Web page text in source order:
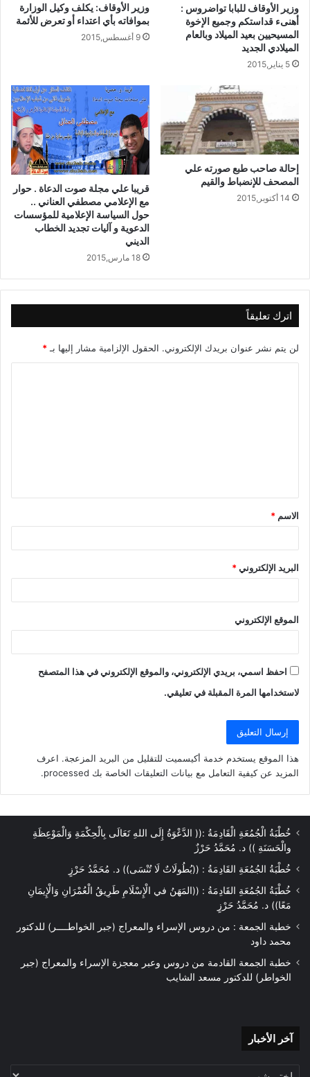
وزير الأوقاف للبابا تواضروس :
أهنىء قداستكم وجميع الإخوة
المسيحيين بعيد الميلاد وبالعام
الميلادي الجديد
5 يناير,2015
وزير الأوقاف: يكلف وكيل الوزارة
بموافاته بأي اعتداء أو تعرض للأئمة
9 أغسطس,2015
إحالة صاحب طبع صورته علي
المصحف للإنضباط والقيم
14 أكتوبر,2015
قريبا علي مجلة صوت الدعاة . حوار
مع الإعلامي مصطفي العناني ..
حول السياسة الإعلامية للمؤسسات
الدعوية و آليات تجديد الخطاب
الديني
18 مارس,2015
اترك تعليقاً
لن يتم نشر عنوان بريدك الإلكتروني. الحقول الإلزامية مشار إليها بـ *
ق
*
الاسم *
البريد الإلكتروني*
الموقع الإلكتروني
احفظ اسمي، بريدي الإلكتروني، والموقع الإلكتروني في هذا المتصفح
لاستخدامها المرة المقبلة في تعليقي.
هذا الموقع يستخدم خدمة أكيسميت للتقليل من البريد المزعجة. اعرف
المزيد عن كيفية التعامل مع بيانات التعليقات الخاصة بك processed
.
خُطْبَةُ الْجُمُعَةِ الْقَادِمَةُ :(( الدَّعْوَةُ إِلَى اللهِ تَعَالَى بِالْحِكْمَةِ وَالْمَوْعِظَةِ
والْحَسَنَةِ )) د. مُحَمَّدُ حَرْزٌ
خُطْبَةُ الجُمُعَةِ القَادِمَةُ : ((بُطُولَاتٌ لَا تُنْسَى)) د. مُحَمَّدُ حَرْزٍ
خُطْبَةُ الجُمُعَةِ القَادِمَةُ : ((المَهَنُ في الْإِسْلَامِ طَرِيقُ الْعُمْرَانِ وَالْإِيمَانِ
مَعًا)) د. مُحَمَّدُ حَرْزٍ
خطبة الجمعة : من دروس الإسراء والمعراج (جبر الخواطــــر) للدكتور
محمد داود
خطبة الجمعة القادمة من دروس وعبر معجزة الإسراء والمعراج (جبر
الخواطر) للدكتور مسعد الشايب
آخر الأخبار